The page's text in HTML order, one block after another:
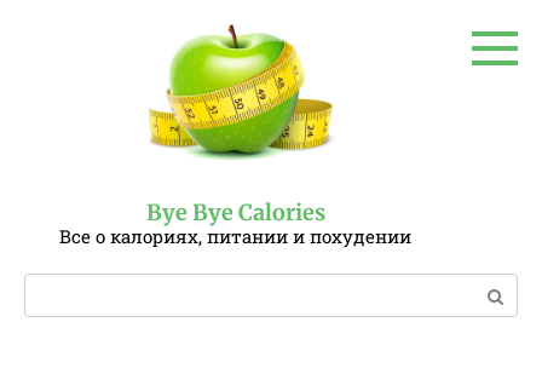
Bye Bye Calories
Все о калориях, питании и похудении
Поиск: